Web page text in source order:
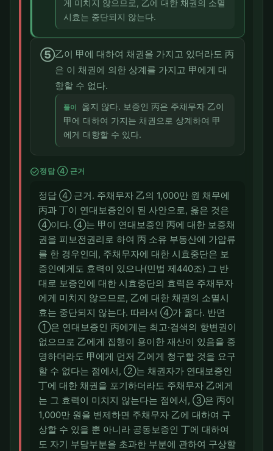
게 미치지 않으므로, 乙에 대한 채권의 소멸
시효는 중단되지 않는다.
⑤乙이 甲에 대하여 채권을 가지고 있더라도 丙
은 이 채권에 의한 상계를 가지고 甲에게 대
항할 수 없다.
풀이
옳지 않다. 보증인 丙은 주채무자 乙이
甲에 대하여 가지는 채권으로 상계하여 甲
에게 대항할 수 있다.
check_circle정답 ④ 근거
정답 ④ 근거. 주채무자 乙의 1,000만 원 채무에
丙과 丁이 연대보증인이 된 사안으로, 옳은 것은
④이다. ④는 甲이 연대보증인 丙에 대한 보증채
권을 피보전권리로 하여 丙 소유 부동산에 가압류
를 한 경우인데, 주채무자에 대한 시효중단은 보
증인에게도 효력이 있으나(민법 제440조) 그 반
대로 보증인에 대한 시효중단의 효력은 주채무자
에게 미치지 않으므로, 乙에 대한 채권의 소멸시
효는 중단되지 않는다. 따라서 ④가 옳다. 반면
①은 연대보증인 丙에게는 최고·검색의 항변권이
없으므로 乙에게 집행이 용이한 재산이 있음을 증
명하더라도 甲에게 먼저 乙에게 청구할 것을 요구
할 수 없다는 점에서, ②는 채권자가 연대보증인
丁에 대한 채권을 포기하더라도 주채무자 乙에게
는 그 효력이 미치지 않는다는 점에서, ③은 丙이
1,000만 원을 변제하면 주채무자 乙에 대하여 구
상할 수 있을 뿐 아니라 공동보증인 丁에 대하여
도 자기 부담부분을 초과한 부분에 관하여 구상할